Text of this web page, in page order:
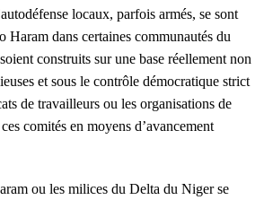
locaux, parfois armés, se sont
dans certaines communautés du
construits sur une base réellement non
et sous le contrôle démocratique strict
de travailleurs ou les organisations de
comités en moyens d’avancement
ou les milices du Delta du Niger se